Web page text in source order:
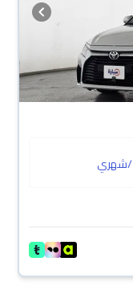
/شهري